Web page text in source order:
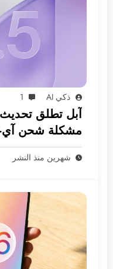
ذكي AI 1
Air
شهرين منذ النشر